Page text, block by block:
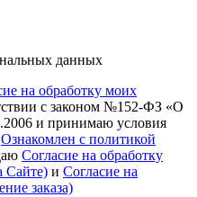
данных
на обработку моих
с законом №152-ФЗ «О
и принимаю условия
Ознакомлен с политикой
Согласие на обработку
Сайте) и Согласие на
заказа)